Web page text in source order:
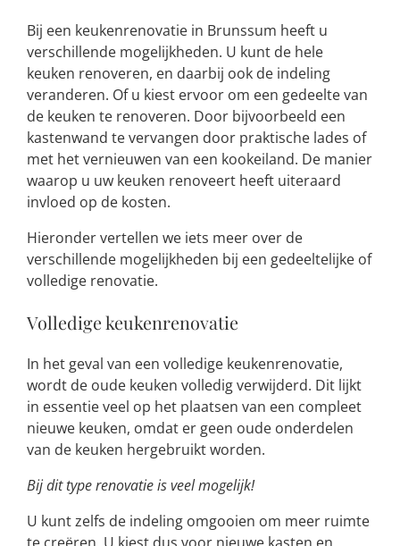
Bij een keukenrenovatie in Brunssum heeft u
verschillende mogelijkheden. U kunt de hele
keuken renoveren, en daarbij ook de indeling
veranderen. Of u kiest ervoor om een gedeelte van
de keuken te renoveren. Door bijvoorbeeld een
kastenwand te vervangen door praktische lades of
met het vernieuwen van een kookeiland. De manier
waarop u uw keuken renoveert heeft uiteraard
invloed op de kosten.
Hieronder vertellen we iets meer over de
verschillende mogelijkheden bij een gedeeltelijke of
volledige renovatie.
Volledige keukenrenovatie
In het geval van een volledige keukenrenovatie,
wordt de oude keuken volledig verwijderd. Dit lijkt
in essentie veel op het plaatsen van een compleet
nieuwe keuken, omdat er geen oude onderdelen
van de keuken hergebruikt worden.
Bij dit type renovatie is veel mogelijk!
U kunt zelfs de indeling omgooien om meer ruimte